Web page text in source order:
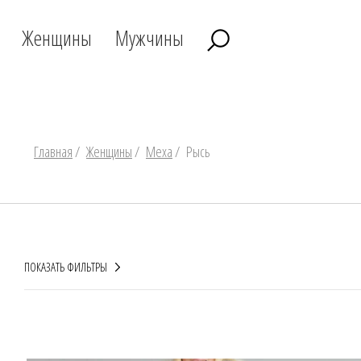
Женщины Мужчины
Главная/ Женщины/ Меха/ Рысь
ПОКАЗАТЬ ФИЛЬТРЫ